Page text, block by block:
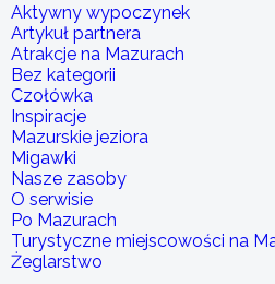
Aktywny wypoczynek
Artykuł partnera
Atrakcje na Mazurach
Bez kategorii
Czołówka
Inspiracje
Mazurskie jeziora
Migawki
Nasze zasoby
O serwisie
Po Mazurach
Turystyczne miejscowości na
Żeglarstwo